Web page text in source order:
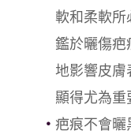
軟和柔軟
鑑於曬傷
地影響皮
顯得尤為重
疤痕不會